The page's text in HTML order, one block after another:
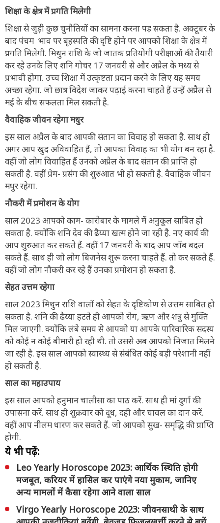
शिक्षा के क्षेत्र में प्रगति मिलेगी
शिक्षा से जुड़ी कुछ चुनौतियों का सामना करना पड़ सकता है. अक्टूबर के
बाद पंचम भाव पर बृहस्पति की दृष्टि होने पर आपको शिक्षा के क्षेत्र में
प्रगति मिलेगी. मिथुन राशि के जो जातक प्रतियोगी परीक्षाओं की तैयारी
कर रहे उनके लिए शनि गोचर 17 जनवरी से और अप्रैल के मध्य से
प्रभावी होगा. उच्च शिक्षा में उत्कृष्टता प्रदान करने के लिए यह समय
अच्छा रहेगा. जो छात्र विदेश जाकर पढ़ाई करना चाहते हैं उन्हें अप्रैल से
मई के बीच सफलता मिल सकती है.
वैवाहिक जीवन रहेगा मधुर
इस साल अप्रैल के बाद आपकी संतान का विवाह हो सकता है. साथ ही
अगर आप खुद अविवाहित हैं, तो आपका विवाह का भी योग बन रहा है.
वहीं जो लोग विवाहित हैं उनको अप्रैल के बाद संतान की प्राप्ति हो
सकती है. वहीं प्रेम- प्रसंग की शुरुआत भी हो सकती है. वैवाहिक जीवन
मधुर रहेगा.
नौकरी में प्रमोशन के योग
साल 2023 आपको काम- कारोबार के मामले में अनुकूल साबित हो
सकता है. क्योंकि शनि देव की ढैय्या खत्म होने जा रही है. नए कार्य की
आप शुरुआत कर सकते हैं. वहीं 17 जनवरी के बाद आप जॉब बदल
सकते हैं. साथ ही जो लोग बिजनेस शुरू करना चाहते हैं. तो कर सकते हैं.
वहीं जो लोग नौकरी कर रहे हैं उनका प्रमोशन हो सकता है.
सेहत उत्तम रहेगा
साल 2023 मिथुन राशि वालों को सेहत के दृष्टिकोण से उत्तम साबित हो
सकता है. शनि की ढैय्या हटते ही आपको रोग, ऋण और शत्रु से मुक्ति
मिल जाएगी. क्योंकि लंबे समय से आपको या आपके पारिवारिक सदस्य
को कोई न कोई बीमारी हो रही थी. तो उससे अब आपको निजात मिलने
जा रही है. इस साल आपको स्वास्थ्य से संबंधित कोई बड़ी परेशानी नहीं
हो सकती है.
साल का महाउपाय
इस साल आपको हनुमान चालीसा का पाठ करें. साथ ही मां दुर्गा की
उपासना करें. साथ ही शुक्रवार को दूध, दही और चावल का दान करें.
वहीं आप नीलम धारण कर सकते हैं. जो आपको सुख- समृद्धि की प्राप्ति
होगी.
ये भी पढ़ें:
Leo Yearly Horoscope 2023: आर्थिक स्थिति होगी
मजबूत, करियर में हासिल कर पाएंगे नया मुकाम, जानिए
अन्य मामलों में कैसा रहेगा आने वाला साल
Virgo Yearly Horoscope 2023: जीवनसाथी के साथ